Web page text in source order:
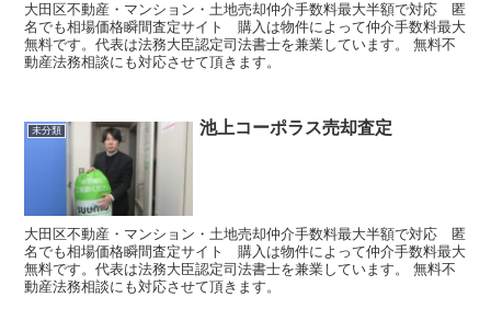
大田区不動産・マンション・土地売却仲介手数料最大半額で対応 匿
名でも相場価格瞬間査定サイト 購入は物件によって仲介手数料最大
無料です。代表は法務大臣認定司法書士を兼業しています。 無料不
動産法務相談にも対応させて頂きます。
未分類 池上コーポラス売却査定
大田区不動産・マンション・土地売却仲介手数料最大半額で対応 匿
名でも相場価格瞬間査定サイト 購入は物件によって仲介手数料最大
無料です。代表は法務大臣認定司法書士を兼業しています。 無料不
動産法務相談にも対応させて頂きます。